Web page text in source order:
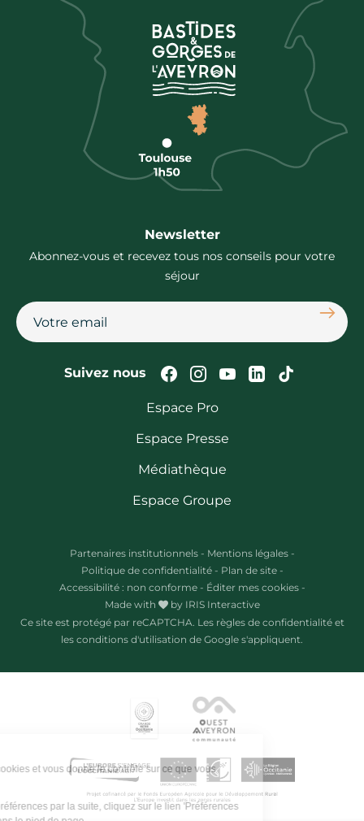
Newsletter
Abonnez-vous et recevez tous nos conseils pour votre
séjour
Suivez nous Suivez-nous sur
Suivez-nous sur
Suivez-nous
Suivez-Suivez-
Espace Pro
Espace Presse
Médiathèque
Espace Groupe
Partenaires institutionnels - Mentions légales -
Politique de confidentialité - Plan de site -
Accessibilité : non conforme - Éditer mes cookies -
Made with
by IRIS Interactive
Ce site est protégé par reCAPTCHA. Les règles de confidentialitéet
les conditions d'utilisation de Google s'appliquent.
Ce site utilise des cookies et vous donne le contrôle sur ce que vous
Pour modifier vos préférences par la suite, cliquez sur le lien 'Préférences